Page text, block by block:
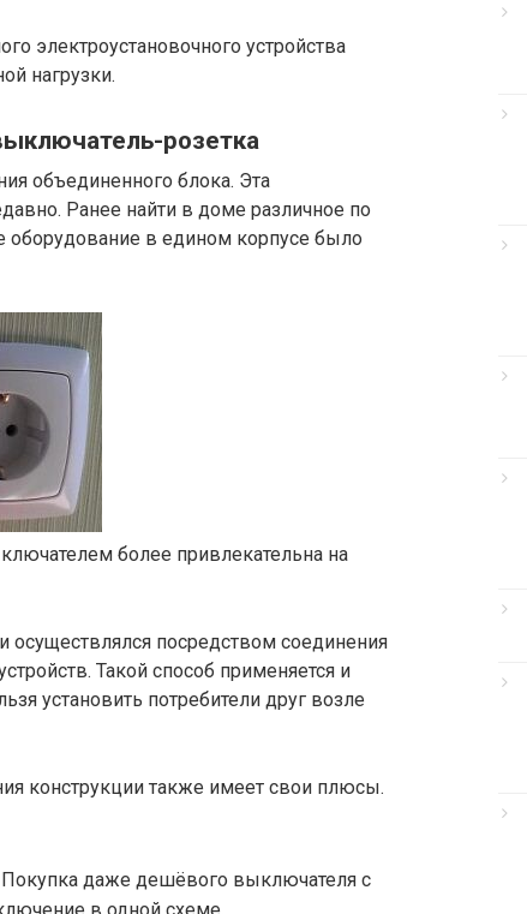
электроустановочного устройства
нагрузки.
розетка
объединенного блока. Эта
Ранее найти в доме различное по
в едином корпусе было
более привлекательна на
осуществлялся посредством соединения
Такой способ применяется и
установить потребители друг возле
конструкции также имеет свои плюсы.
даже дешёвого выключателя с